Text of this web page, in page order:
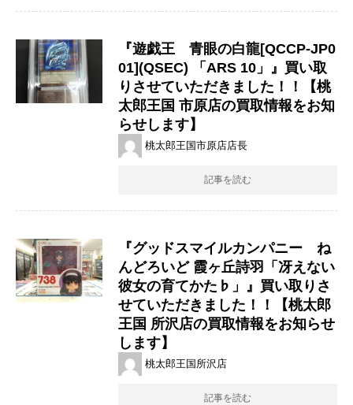
『遊戯王 青眼の白龍[QCCP-JP0
01](QSEC) 「ARS 10」』買い取
りさせていただきました！！【桃
太郎王国 市原店の買取情報をお知
らせします】
桃太郎王国市原店店長
記事を読む
『グッドスマイルカンパニー ね
んどろいど 霞ヶ丘詩羽「冴えない
彼女の育てかた♭」』買い取りさ
せていただきました！！【桃太郎
王国 所沢店の買取情報をお知らせ
します】
桃太郎王国所沢店
記事を読む